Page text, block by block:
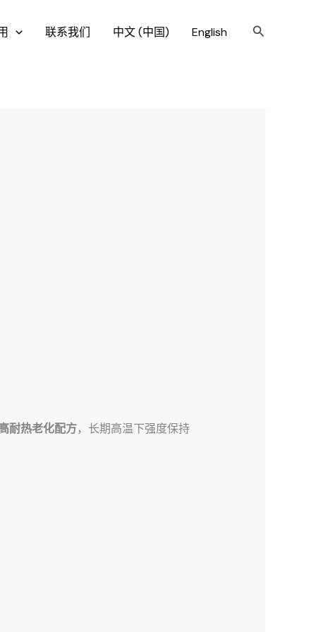
联系我们 中文 (中国) English
搜
耐热老化配方，长期高温下强度保持